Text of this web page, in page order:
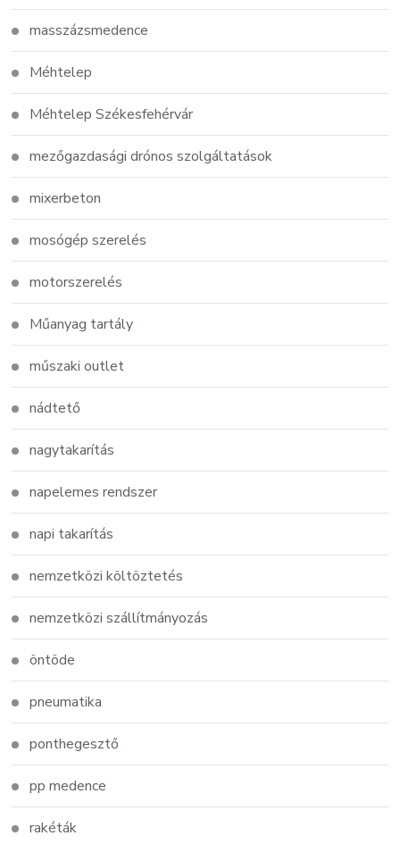
masszázsmedence
Méhtelep
Méhtelep Székesfehérvár
mezőgazdasági drónos szolgáltatások
mixerbeton
mosógép szerelés
motorszerelés
Műanyag tartály
műszaki outlet
nádtető
nagytakarítás
napelemes rendszer
napi takarítás
nemzetközi költöztetés
nemzetközi szállítmányozás
öntöde
pneumatika
ponthegesztő
pp medence
rakéták